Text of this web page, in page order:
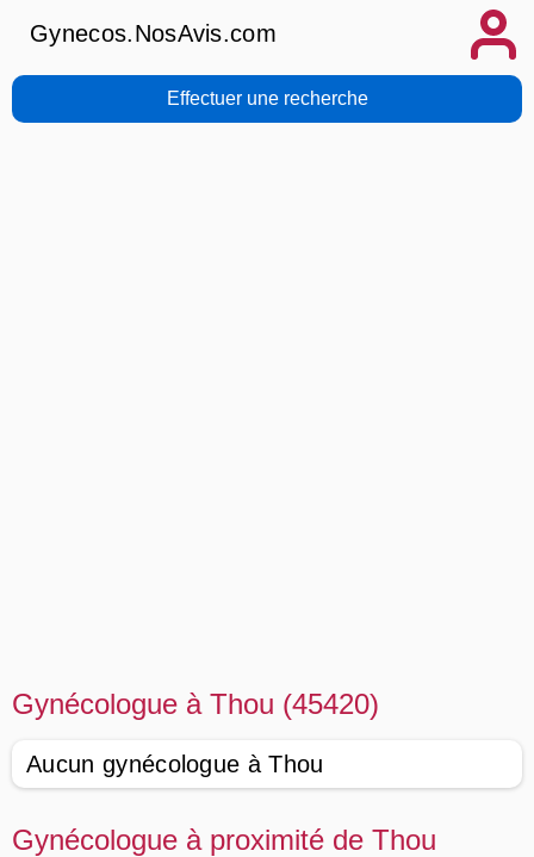
Gynecos.NosAvis.com
Effectuer une recherche
Gynécologue à Thou (45420)
Aucun gynécologue à Thou
Gynécologue à proximité de Thou